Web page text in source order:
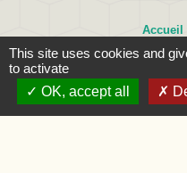
Accueil
Lundi,
09:00 -
This site uses cookies and
to activate
OK, accept all